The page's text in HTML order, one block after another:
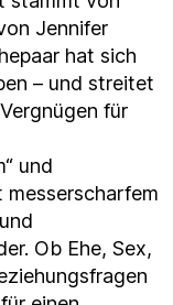
Jennifer
hat sich
– und streitet
für
und
messerscharfem
Ob Ehe, Sex,